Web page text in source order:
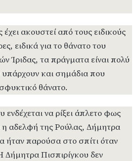
ακουστεί από τους ειδικούς
ειδικά για το θάνατο του
Ίριδας, τα πράγματα είναι πολύ
και σημάδια που
θάνατο.
να ρίξει άπλετο φως
η αδελφή της Ρούλας, Δήμητρα
ήταν παρούσα στο σπίτι όταν
Δήμητρα Πισπιρίγκου δεν